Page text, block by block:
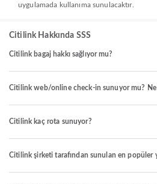
uygulamada kullanıma sunulacaktır.
Citilink Hakkında SSS
Citilink bagaj hakkı sağlıyor mu?
Citilink web/online check-in sunuyor mu? Ne
Citilink kaç rota sunuyor?
Citilink şirketi tarafından sunulan en popüler